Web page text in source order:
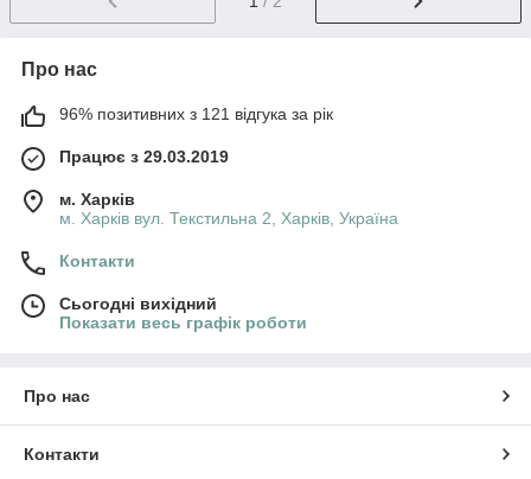
Про нас
96% позитивних з 121 відгука за рік
Працює з 29.03.2019
м. Харків
м. Харків вул. Текстильна 2, Харків, Україна
Контакти
Сьогодні вихідний
Показати весь графік роботи
Про нас
Контакти